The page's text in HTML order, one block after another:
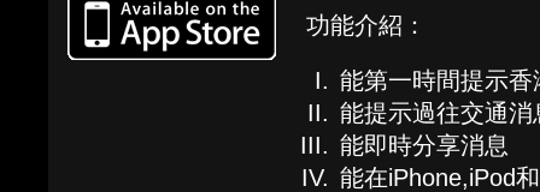
功能介紹：
能第一時間提示
能提示過往交通消
能即時分享消息
能在iPhone,iPod